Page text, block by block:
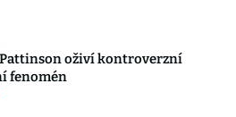
oživí kontroverzní
fenomén